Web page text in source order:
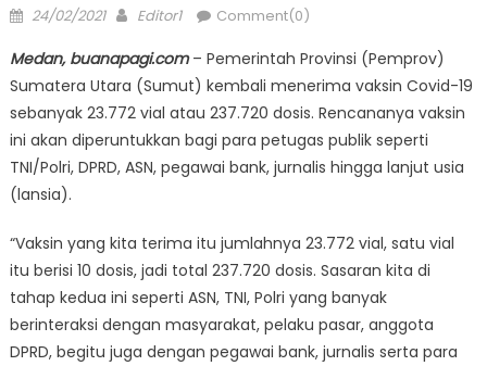
Posted
24/02/2021 Author
Editor1 Comment(0)
Medan, buanapagi.com– Pemerintah Provinsi (Pemprov)
Sumatera Utara (Sumut) kembali menerima vaksin Covid-19
sebanyak 23.772 vial atau 237.720 dosis. Rencananya vaksin
ini akan diperuntukkan bagi para petugas publik seperti
TNI/Polri, DPRD, ASN, pegawai bank, jurnalis hingga lanjut usia
(lansia).
“Vaksin yang kita terima itu jumlahnya 23.772 vial, satu vial
itu berisi 10 dosis, jadi total 237.720 dosis. Sasaran kita di
tahap kedua ini seperti ASN, TNI, Polri yang banyak
berinteraksi dengan masyarakat, pelaku pasar, anggota
DPRD, begitu juga dengan pegawai bank, jurnalis serta para